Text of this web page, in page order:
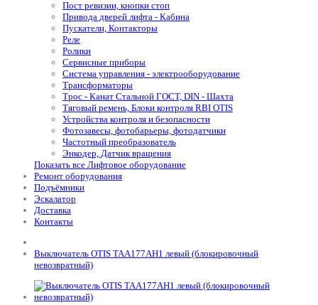
Пост ревизии, кнопки стоп
Привода дверей лифта - Кабина
Пускатели, Контакторы
Реле
Ролики
Сервисные приборы
Система управления - электрооборудование
Трансформаторы
Трос - Канат Стальной ГОСТ, DIN - Шахта
Тяговый ремень, Блоки контроля RBI OTIS
Устройства контроля и безопасности
Фотозавесы, фотобарьеры, фотодатчики
Частотный преобразователь
Энкодер, Датчик вращения
Показать все Лифтовое оборудование
Ремонт оборудования
Подъёмники
Эскалатор
Доставка
Контакты
Выключатель OTIS TAA177AH1 левый (блокировочный
невозвратный)